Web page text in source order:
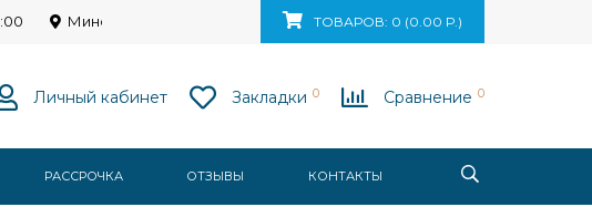
Минск, ул. Ваупшасова, д. 10, пом. 131ТОВАРОВ: 0 (0.00 Р.)
Личный кабинет Закладки 0 Сравнение 0
РАССРОЧКА ОТЗЫВЫ КОНТАКТЫ